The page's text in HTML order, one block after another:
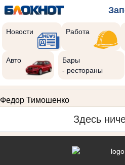
Новости Работа
Авто
Бары
- рестораны
Федор Тимошенко
Здесь